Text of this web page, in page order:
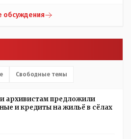
пишет, что
установили только в
для административно-
питьевой и температурный
иначе?
обсуждения
Свободные темы
архивистам предложили
и кредиты на жильё в сёлах